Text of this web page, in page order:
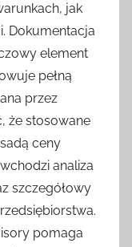
jak
Dokumentacja
element
pełną
przez
że stosowane
ceny
analiza
szczegółowy
pomaga